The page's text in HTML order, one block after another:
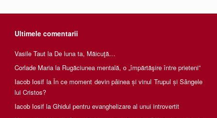
Ultimele comentarii
Vasile Taut la De luna ta, Măicuţă…
Corlade Maria la Rugăciunea mentală, o „împărtăşire între prieteni”
Iacob Iosif la În ce moment devin pâinea și vinul Trupul și Sângele
lui Cristos?
Iacob Iosif la Ghidul pentru evanghelizare al unui introvertit